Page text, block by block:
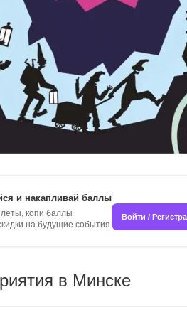
и накапливай баллы
копи баллы
на будущие события
Войти /
в Минске